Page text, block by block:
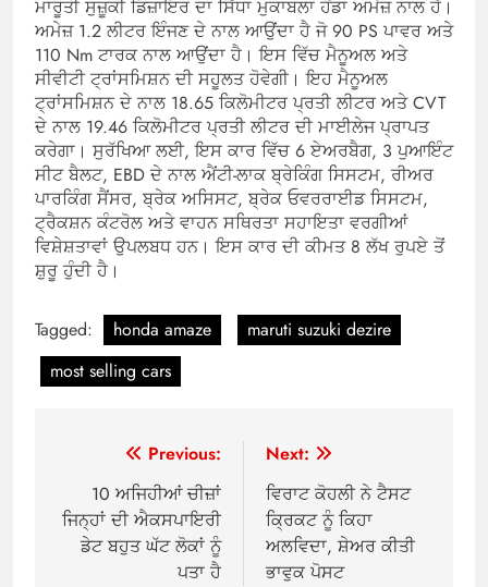
ਮਾਰੂਤੀ ਸੁਜ਼ੂਕੀ ਡਿਜ਼ਾਇਰ ਦਾ ਸਿੱਧਾ ਮੁਕਾਬਲਾ ਹੌਂਡਾ ਅਮੇਜ਼ ਨਾਲ ਹੈ।
ਅਮੇਜ਼ 1.2 ਲੀਟਰ ਇੰਜਣ ਦੇ ਨਾਲ ਆਉਂਦਾ ਹੈ ਜੋ 90 PS ਪਾਵਰ ਅਤੇ
110 Nm ਟਾਰਕ ਨਾਲ ਆਉਂਦਾ ਹੈ। ਇਸ ਵਿੱਚ ਮੈਨੂਅਲ ਅਤੇ
ਸੀਵੀਟੀ ਟ੍ਰਾਂਸਮਿਸ਼ਨ ਦੀ ਸਹੂਲਤ ਹੋਵੇਗੀ। ਇਹ ਮੈਨੂਅਲ
ਟ੍ਰਾਂਸਮਿਸ਼ਨ ਦੇ ਨਾਲ 18.65 ਕਿਲੋਮੀਟਰ ਪ੍ਰਤੀ ਲੀਟਰ ਅਤੇ CVT
ਦੇ ਨਾਲ 19.46 ਕਿਲੋਮੀਟਰ ਪ੍ਰਤੀ ਲੀਟਰ ਦੀ ਮਾਈਲੇਜ ਪ੍ਰਾਪਤ
ਕਰੇਗਾ। ਸੁਰੱਖਿਆ ਲਈ, ਇਸ ਕਾਰ ਵਿੱਚ 6 ਏਅਰਬੈਗ, 3 ਪੁਆਇੰਟ
ਸੀਟ ਬੈਲਟ, EBD ਦੇ ਨਾਲ ਐਂਟੀ-ਲਾਕ ਬ੍ਰੇਕਿੰਗ ਸਿਸਟਮ, ਰੀਅਰ
ਪਾਰਕਿੰਗ ਸੈਂਸਰ, ਬ੍ਰੇਕ ਅਸਿਸਟ, ਬ੍ਰੇਕ ਓਵਰਰਾਈਡ ਸਿਸਟਮ,
ਟ੍ਰੈਕਸ਼ਨ ਕੰਟਰੋਲ ਅਤੇ ਵਾਹਨ ਸਥਿਰਤਾ ਸਹਾਇਤਾ ਵਰਗੀਆਂ
ਵਿਸ਼ੇਸ਼ਤਾਵਾਂ ਉਪਲਬਧ ਹਨ। ਇਸ ਕਾਰ ਦੀ ਕੀਮਤ 8 ਲੱਖ ਰੁਪਏ ਤੋਂ
ਸ਼ੁਰੂ ਹੁੰਦੀ ਹੈ।
Tagged: honda amaze
maruti suzuki dezire
most selling cars
navigation
Previous:
10 ਅਜਿਹੀਆਂ ਚੀਜ਼ਾਂ
ਜਿਨ੍ਹਾਂ ਦੀ ਐਕਸਪਾਇਰੀ
ਡੇਟ ਬਹੁਤ ਘੱਟ ਲੋਕਾਂ ਨੂੰ
ਪਤਾ ਹੈ
Next:
ਵਿਰਾਟ ਕੋਹਲੀ ਨੇ ਟੈਸਟ
ਕ੍ਰਿਕਟ ਨੂੰ ਕਿਹਾ
ਅਲਵਿਦਾ, ਸ਼ੇਅਰ ਕੀਤੀ
ਭਾਵੁਕ ਪੋਸਟ